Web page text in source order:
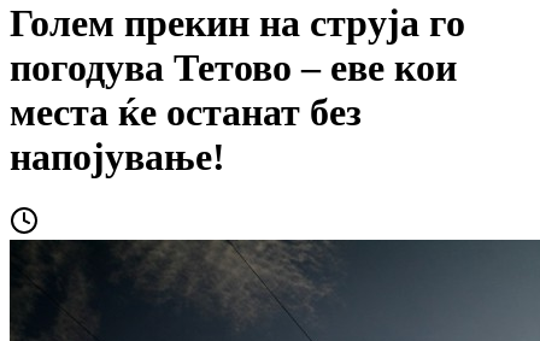
Голем прекин на струја го
погодува Тетово – еве кои
места ќе останат без
напојување!